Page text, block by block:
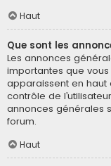
Haut
Que sont les
Les annonces
importantes que
apparaissent en
contrôle de
annonces générales
forum.
Haut